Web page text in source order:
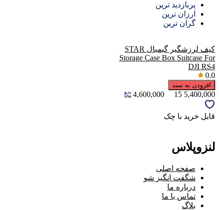
پربازدید ترین
ارزان ترین
گران ترین
کیف لرزشگیر گیمبال STAR
Storage Case Box Suitcase For
DJI RS4
0.0
افزودن به سبد
5,400,000
15
4,600,000
قابل خرید با چک
لنزوپلاس
صفحه اصلی
شگفت انگیز شو
درباره ما
تماس با ما
بلاگ